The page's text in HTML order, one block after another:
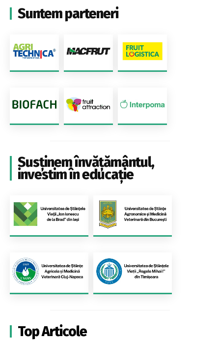
Suntem parteneri
Susținem învățământul,
investim în educație
Top Articole